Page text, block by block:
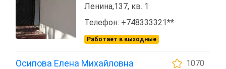
Ленина,137, кв. 1
Телефон: +748333321**
Работает в выходные
Осипова Елена Михайловна 1070